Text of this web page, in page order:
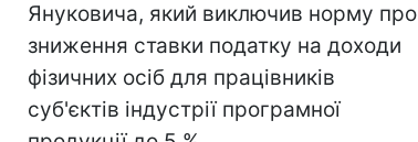
Януковича, який виключив норму про
зниження ставки податку на доходи
фізичних осіб для працівників
суб'єктів індустрії програмної